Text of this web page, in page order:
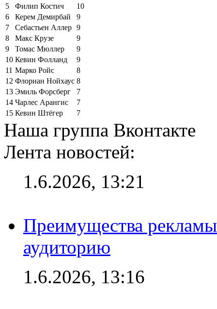
5
Филип Костич
10
6
Керем Демирбай
9
7
Себастьен Аллер 9
8
Макс Крузе
9
9
Томас Мюллер
9
10 Кевин Фолланд
9
11 Марко Ройс
8
12 Флориан Нойхаус 8
13 Эмиль Форсберг
7
14 Чарлес Арангис
7
15 Кевин Штёгер 7
Наша группа Вконтакте
Лента новостей:
1.6.2026, 13:21
Преимущества
аудиторию
1.6.2026, 13:16